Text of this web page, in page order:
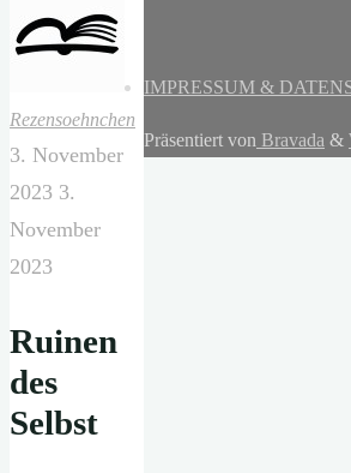
Rezensoehnchen
3. November
2023 3.
November
2023
Ruinen
des
Selbst
IMPRESSUM &
Präsentiert von Bravada &